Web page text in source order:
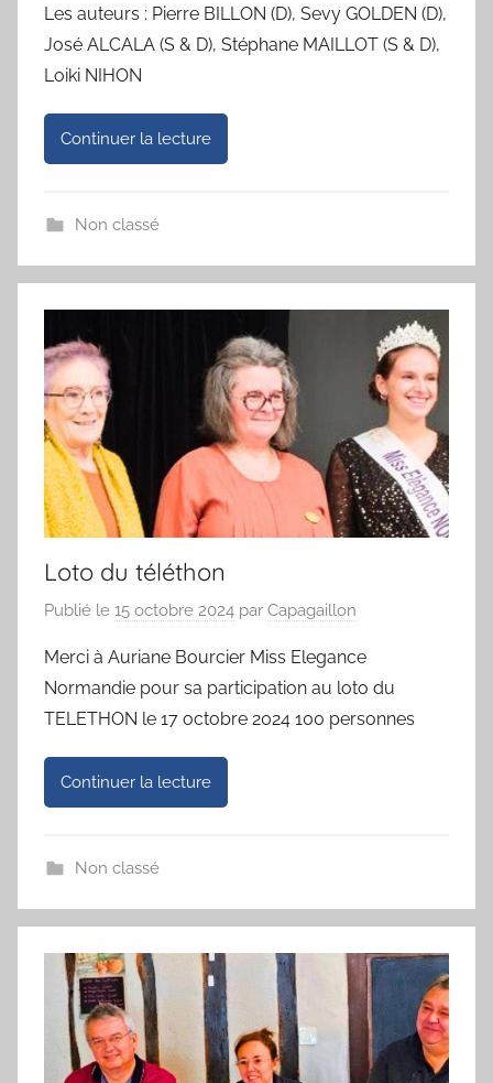
Les auteurs : Pierre BILLON (D), Sevy GOLDEN (D),
José ALCALA (S & D), Stéphane MAILLOT (S & D),
Loiki NIHON
Continuer la lecture
Non classé
Loto du téléthon
Publié le 15 octobre 2024 par Capagaillon
Merci à Auriane Bourcier Miss Elegance
Normandie pour sa participation au loto du
TELETHON le 17 octobre 2024 100 personnes
Continuer la lecture
Non classé